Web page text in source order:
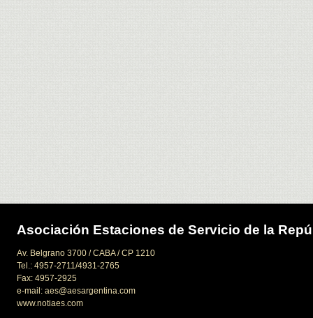
Asociación Estaciones de Servicio de la
Av. Belgrano 3700 / CABA / CP 1210
Tel.: 4957-2711/4931-2765
Fax: 4957-2925
e-mail: aes@aesargentina.com
www.notiaes.com